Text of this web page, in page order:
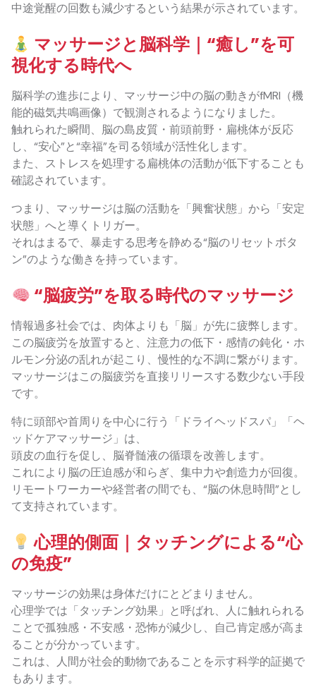
中途覚醒の回数も減少するという結果が示されています。
マッサージと脳科学｜“癒し”を可
視化する時代へ
脳科学の進歩により、マッサージ中の脳の動きがfMRI（機
能的磁気共鳴画像）で観測されるようになりました。
触れられた瞬間、脳の島皮質・前頭前野・扁桃体が反応
し、“安心”と“幸福”を司る領域が活性化します。
また、ストレスを処理する扁桃体の活動が低下することも
確認されています。
つまり、マッサージは脳の活動を「興奮状態」から「安定
状態」へと導くトリガー。
それはまるで、暴走する思考を静める“脳のリセットボタ
ン”のような働きを持っています。
“脳疲労”を取る時代のマッサージ
情報過多社会では、肉体よりも「脳」が先に疲弊します。
この脳疲労を放置すると、注意力の低下・感情の鈍化・ホ
ルモン分泌の乱れが起こり、慢性的な不調に繋がります。
マッサージはこの脳疲労を直接リリースする数少ない手段
です。
特に頭部や首周りを中心に行う「ドライヘッドスパ」「ヘ
ッドケアマッサージ」は、
頭皮の血行を促し、脳脊髄液の循環を改善します。
これにより脳の圧迫感が和らぎ、集中力や創造力が回復。
リモートワーカーや経営者の間でも、“脳の休息時間”とし
て支持されています。
心理的側面｜タッチングによる“心
の免疫”
マッサージの効果は身体だけにとどまりません。
心理学では「タッチング効果」と呼ばれ、人に触れられる
ことで孤独感・不安感・恐怖が減少し、自己肯定感が高ま
ることが分かっています。
これは、人間が社会的動物であることを示す科学的証拠で
もあります。